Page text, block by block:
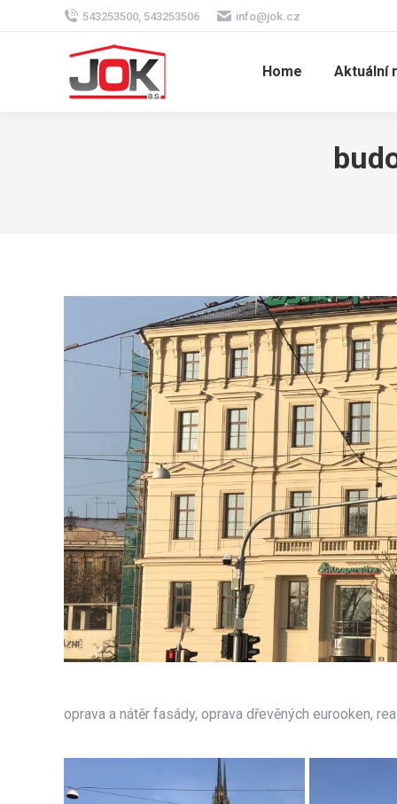
543253500, 543253506 info@jok.cz
Home Aktuální
oprava a nátěr fasády, oprava dřevěných eurooken,